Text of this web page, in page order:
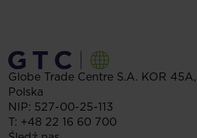
Globe Trade Centre S.A. KOR 45A,
Polska
NIP: 527-00-25-113
T: +48 22 16 60 700